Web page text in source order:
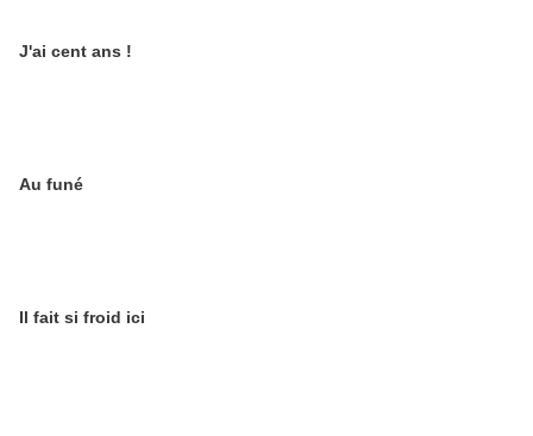
J'ai cent ans !
Au funé
Il fait si froid ici